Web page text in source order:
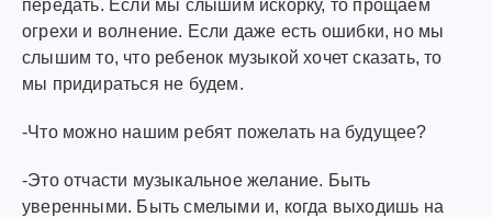
передать. Если мы слышим искорку, то прощаем
огрехи и волнение. Если даже есть ошибки, но мы
слышим то, что ребенок музыкой хочет сказать, то
мы придираться не будем.
-Что можно нашим ребят пожелать на будущее?
-Это отчасти музыкальное желание. Быть
уверенными. Быть смелыми и, когда выходишь на